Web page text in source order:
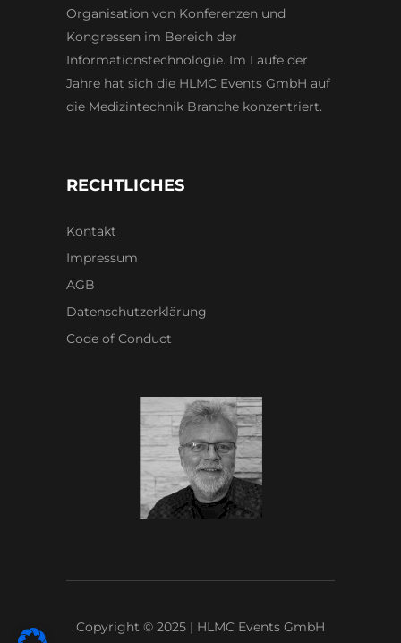
Organisation von Konferenzen und
Kongressen im Bereich der
Informationstechnologie. Im Laufe der
Jahre hat sich die HLMC Events GmbH auf
die Medizintechnik Branche konzentriert.
RECHTLICHES
Kontakt
Impressum
AGB
Datenschutzerklärung
Code of Conduct
Copyright © 2025 | HLMC Events GmbH